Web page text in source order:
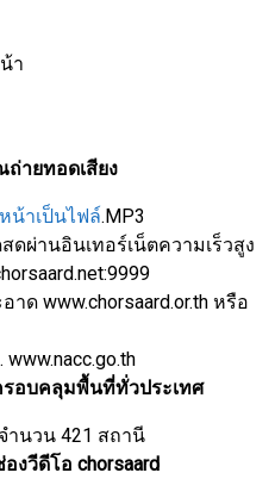
า
ายทอดเสียง
น้าเป็นไฟล์.MP3
ผ่านอินเทอร์เน็ตความเร็วสูง
ด www.chorsaard.or.th หรือ
รอบคลุมพื้นที่ทั่วประเทศ
ำนวน 421 สถานี
งวีดีโอ chorsaard